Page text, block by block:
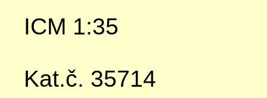
ICM 1:35
Kat.č. 35714